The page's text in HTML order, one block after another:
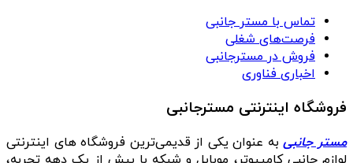
تماس با مستر جانبی
فرصت‌های شغلی
فروش در مسترجانبی
اخباری فناوری
فروشگاه اینترنتی مسترجانبی
مستر جانبیبه عنوان یکی از قدیمی‌ترین فروشگاه های اینترنتی
لوازم جانبی کامپیوتر، موبایل و شبکه با بیش از یک دهه تجربه،